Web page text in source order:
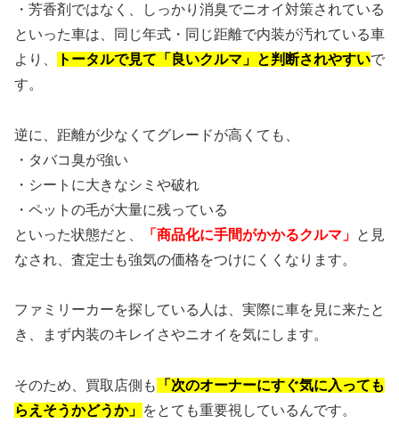
・芳香剤ではなく、しっかり消臭でニオイ対策されている
といった車は、同じ年式・同じ距離で内装が汚れている車
より、
トータルで見て「良いクルマ」と判断されやすいで
す。
逆に、距離が少なくてグレードが高くても、
・タバコ臭が強い
・シートに大きなシミや破れ
・ペットの毛が大量に残っている
といった状態だと、
「商品化に手間がかかるクルマ」 と見
なされ、査定士も強気の価格をつけにくくなります。
ファミリーカーを探している人は、実際に車を見に来たと
き、まず内装のキレイさやニオイを気にします。
そのため、買取店側も
「次のオーナーにすぐ気に入っても
らえそうかどうか」 をとても重要視しているんです。